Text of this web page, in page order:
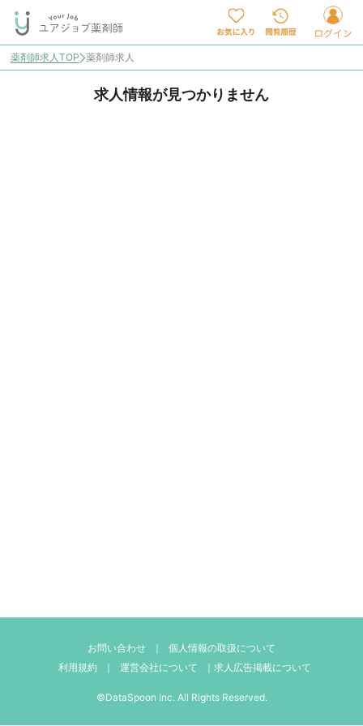
薬剤師求人TOP 薬剤師求人
求人情報が見つかりません
お問い合わせ ｜
個人情報の取扱について
利用規約
｜ 運営会社について ｜ 求人広告掲載について
©DataSpoon Inc. All Rights Reserved.